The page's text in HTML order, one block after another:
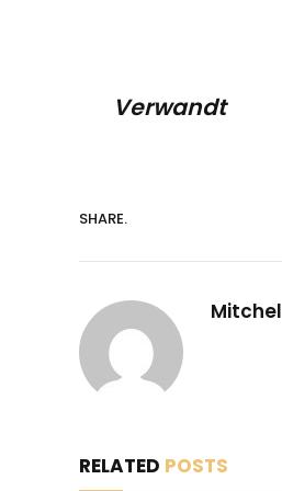
Verwandt
SHARE.
Mitchel
RELATED POSTS